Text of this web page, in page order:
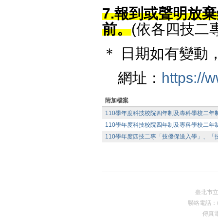
7.報到或聲明放
前。(依各四技二
＊ 日期如有變動
網址： https://
附加檔案
110學年度科技校院四年制及專科學校二
110學年度科技校院四年制及專科學校二
110學年度四技二專「技優保送入學」、「
臺北市
聯絡電話
傳真